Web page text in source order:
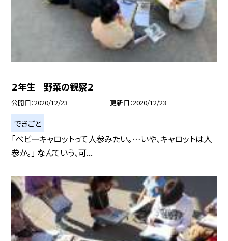
２年生 野菜の観察２
公開日 2020/12/23 更新日 2020/12/23
できごと
「ベビーキャロットって人参みたい。…いや、キャロットは人
参か。」 なんていう、可...